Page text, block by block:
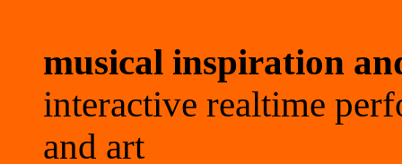
musical inspiration
interactive realtime
and art